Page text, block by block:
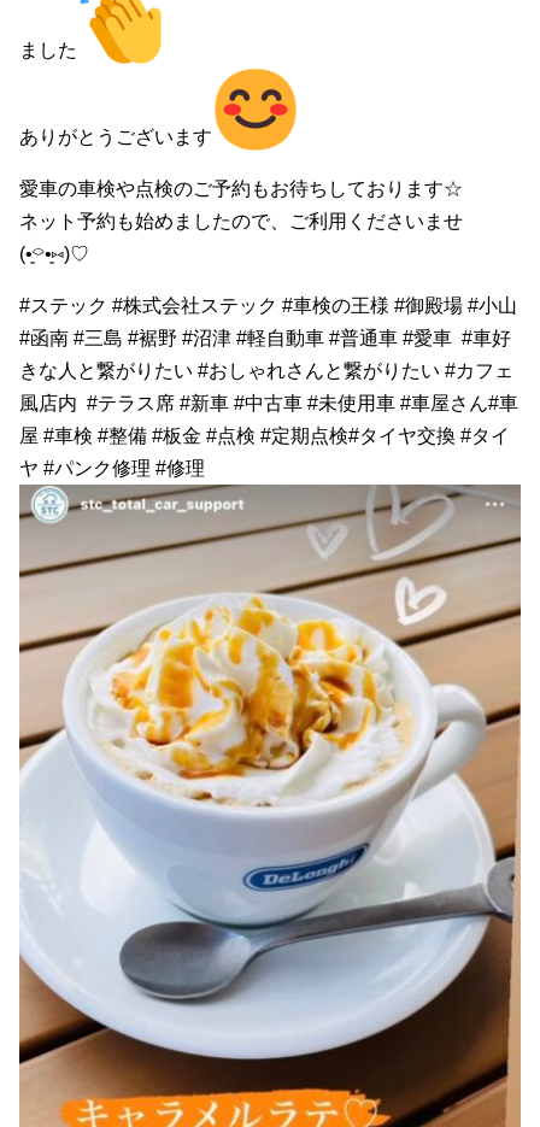
ました
ありがとうございます
愛車の車検や点検のご予約もお待ちしております☆
ネット予約も始めましたので、ご利用くださいませ
(•͈⌔•͈⑅)♡
#ステック #株式会社ステック #車検の王様 #御殿場 #小山
#函南 #三島 #裾野 #沼津 #軽自動車 #普通車 #愛車 #車好
きな人と繋がりたい #おしゃれさんと繋がりたい #カフェ
風店内 #テラス席 #新車 #中古車 #未使用車 #車屋さん#車
屋 #車検 #整備 #板金 #点検 #定期点検#タイヤ交換 #タイ
ヤ #パンク修理 #修理